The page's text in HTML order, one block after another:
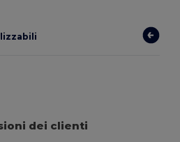
dei clienti